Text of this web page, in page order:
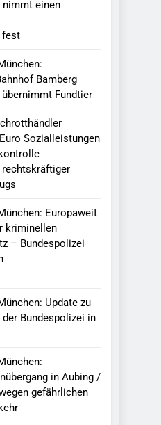
nimmt einen
fest
Bamberg
Fundtier
Sozialleistungen
rechtskräftiger
Europaweit
kriminellen
– Bundespolizei
Update zu
Bundespolizei in
in Aubing /
gefährlichen